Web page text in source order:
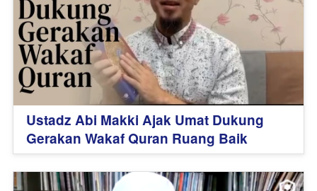
Ustadz Abi Makki Ajak Umat Dukung
Gerakan Wakaf Quran Ruang Baik